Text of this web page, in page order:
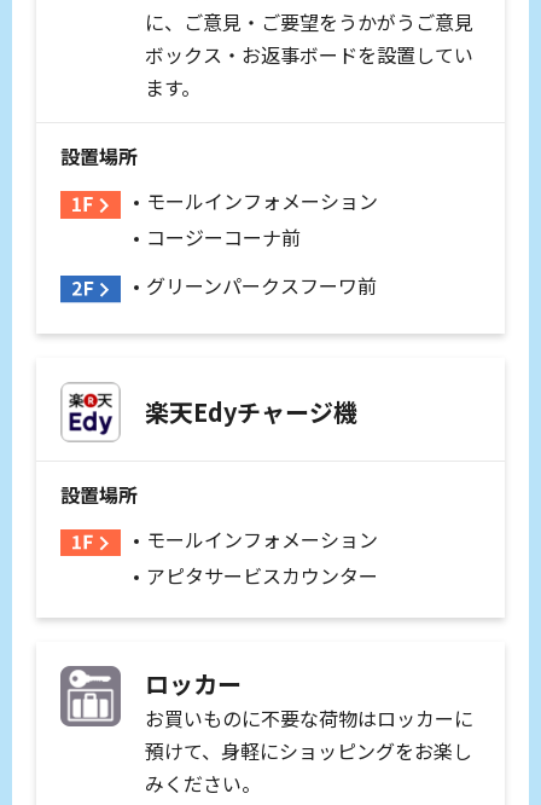
に、ご意見・ご要望をうかがうご意見
ボックス・お返事ボードを設置してい
ます。
設置場所
モールインフォメーション
コージーコーナ前
グリーンパークスフーワ前
楽天Edyチャージ機
設置場所
モールインフォメーション
アピタサービスカウンター
ロッカー
お買いものに不要な荷物はロッカーに
預けて、身軽にショッピングをお楽し
みください。